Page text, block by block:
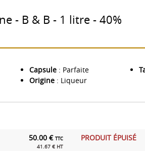
- B & B - 1 litre - 40%
Capsule : Parfaite
Origine : Liqueur
50.00 €TTC
41.67 € HT
PRODUIT ÉPUISÉ